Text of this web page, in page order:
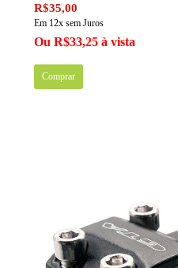
R$35,00
Em 12x sem Juros
Ou R$33,25 à vista
Comprar